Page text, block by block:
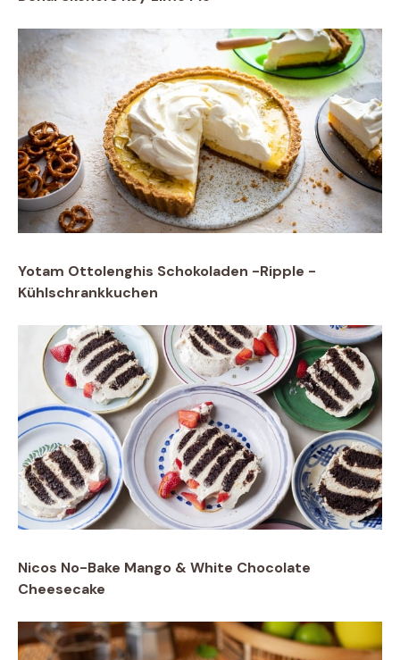
Yotam Ottolenghis Schokoladen -Ripple -
Kühlschrankkuchen
Nicos No-Bake Mango & White Chocolate
Cheesecake